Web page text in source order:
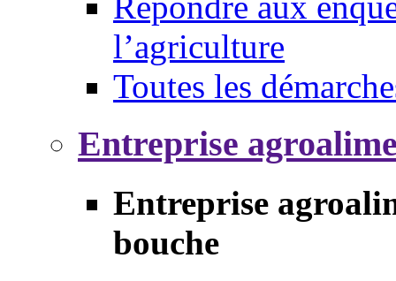
l’agriculture
Toutes les
Entreprise
Entreprise
bouche